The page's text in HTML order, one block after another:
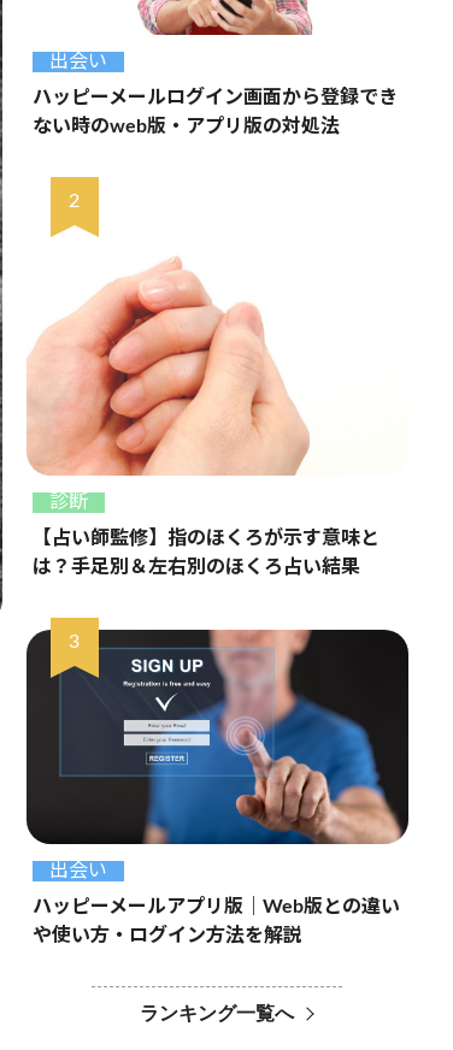
出会い
ハッピーメールログイン画面から登録でき
ない時のweb版・アプリ版の対処法
診断
【占い師監修】指のほくろが示す意味と
は？手足別＆左右別のほくろ占い結果
出会い
ハッピーメールアプリ版｜Web版との違い
や使い方・ログイン方法を解説
ランキング一覧へ